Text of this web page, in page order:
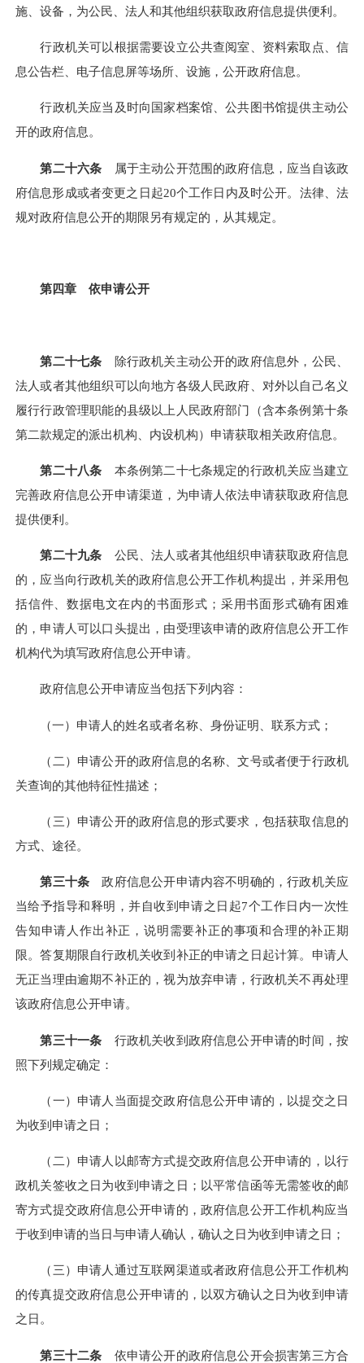
施、设备，为公民、法人和其他组织获取政府信息提供便利。
行政机关可以根据需要设立公共查阅室、资料索取点、信
息公告栏、电子信息屏等场所、设施，公开政府信息。
行政机关应当及时向国家档案馆、公共图书馆提供主动公
开的政府信息。
第二十六条 属于主动公开范围的政府信息，应当自该政
府信息形成或者变更之日起20个工作日内及时公开。法律、法
规对政府信息公开的期限另有规定的，从其规定。
第四章 依申请公开
第二十七条 除行政机关主动公开的政府信息外，公民、
法人或者其他组织可以向地方各级人民政府、对外以自己名义
履行行政管理职能的县级以上人民政府部门（含本条例第十条
第二款规定的派出机构、内设机构）申请获取相关政府信息。
第二十八条 本条例第二十七条规定的行政机关应当建立
完善政府信息公开申请渠道，为申请人依法申请获取政府信息
提供便利。
第二十九条 公民、法人或者其他组织申请获取政府信息
的，应当向行政机关的政府信息公开工作机构提出，并采用包
括信件、数据电文在内的书面形式；采用书面形式确有困难
的，申请人可以口头提出，由受理该申请的政府信息公开工作
机构代为填写政府信息公开申请。
政府信息公开申请应当包括下列内容：
（一）申请人的姓名或者名称、身份证明、联系方式；
（二）申请公开的政府信息的名称、文号或者便于行政机
关查询的其他特征性描述；
（三）申请公开的政府信息的形式要求，包括获取信息的
方式、途径。
第三十条 政府信息公开申请内容不明确的，行政机关应
当给予指导和释明，并自收到申请之日起7个工作日内一次性
告知申请人作出补正，说明需要补正的事项和合理的补正期
限。答复期限自行政机关收到补正的申请之日起计算。申请人
无正当理由逾期不补正的，视为放弃申请，行政机关不再处理
该政府信息公开申请。
第三十一条 行政机关收到政府信息公开申请的时间，按
照下列规定确定：
（一）申请人当面提交政府信息公开申请的，以提交之日
为收到申请之日；
（二）申请人以邮寄方式提交政府信息公开申请的，以行
政机关签收之日为收到申请之日；以平常信函等无需签收的邮
寄方式提交政府信息公开申请的，政府信息公开工作机构应当
于收到申请的当日与申请人确认，确认之日为收到申请之日；
（三）申请人通过互联网渠道或者政府信息公开工作机构
的传真提交政府信息公开申请的，以双方确认之日为收到申请
之日。
第三十二条 依申请公开的政府信息公开会损害第三方合